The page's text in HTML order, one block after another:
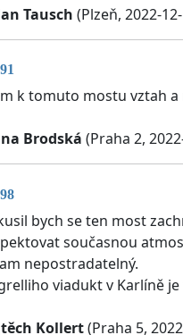
Tausch (Plzeň, 2022-
k tomuto mostu vztah a
Brodská (Praha 2,
bych se ten most
současnou
nepostradatelný.
viadukt v Karlíně
Kollert(Praha 5,